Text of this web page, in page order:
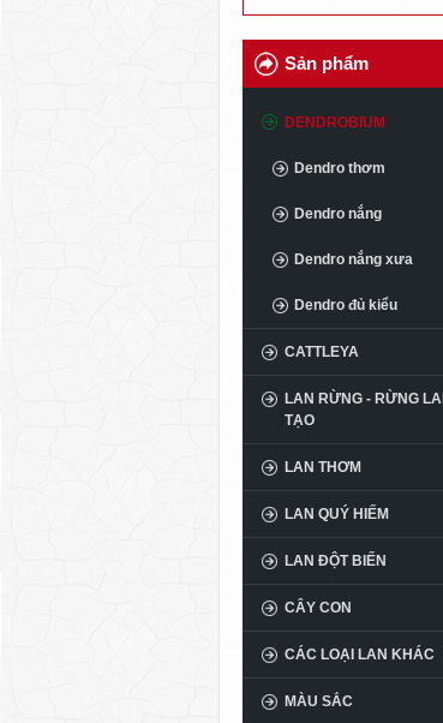
Sản phẩm
DENDROBIUM
Dendro thơm
Dendro nắng
Dendro nắng xưa
Dendro đủ kiểu
CATTLEYA
LAN RỪNG - RỪNG LAI
TẠO
LAN THƠM
LAN QUÝ HIẾM
LAN ĐỘT BIẾN
CÂY CON
CÁC LOẠI LAN KHÁC
MÀU SẮC